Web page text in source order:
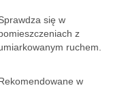
się w
z
ruchem.
w